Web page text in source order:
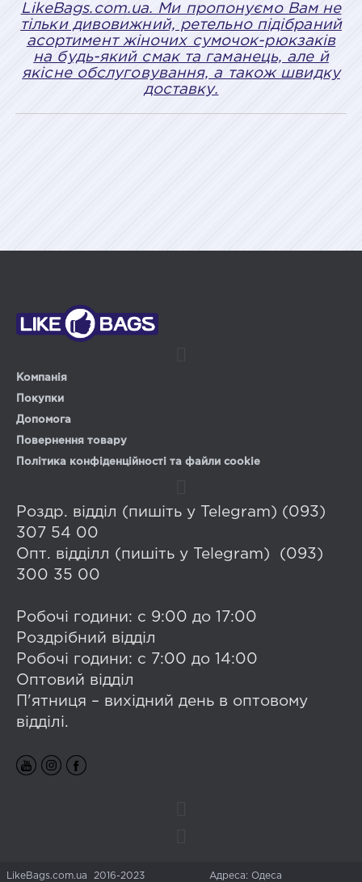
LikeBags.com.ua. Ми пропонуємо Вам не
тільки дивовижний, ретельно підібраний
асортимент жіночих сумочок-рюкзаків
на будь-який смак та гаманець, але й
якісне обслуговування, а також швидку
доставку.
Компанія
Покупки
Допомога
Повернення товару
Політика конфіденційності та файли cookie
Роздр. відділ (пишіть у Telegram) (093)
307 54 00
Опт. відділл (пишіть у Telegram) (093)
300 35 00
Робочі години: с 9:00 до 17:00
Роздрібний відділ
Робочі години: с 7:00 до 14:00
Оптовий відділ
П'ятниця – вихідний день в оптовому
відділі.
LikeBags.com.ua 2016-2023 Адреса: Одеса